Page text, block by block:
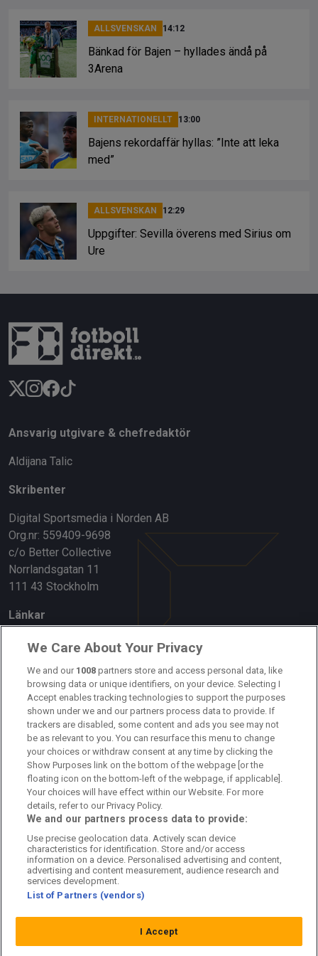
ALLSVENSKAN 14:12
Bänkad för Bajen – hyllades ändå på
3Arena
INTERNATIONELLT 13:00
Bajens rekordaffär hyllas: ”Inte att leka
med”
ALLSVENSKAN 12:29
Uppgifter: Sevilla överens med Sirius om
Ure
Ansvarig utgivare & chefredaktör
Aldijana Talic
Skribenter
Digital Sportsmedia i Norden AB
Org.nr: 559409-9698
c/o Better Collective
Norrlandsgatan 11
111 43 Stockholm
Länkar
Om oss
Kontakta oss
Kundtjänst
Sponsor: Rekatochklart
Annonsera på Fotbolldirekt
Redaktionell policy
Personuppgiftspolicy
Cookiepolicy
Arkiv
We Care About Your Privacy
We and our 1008 partners store and access personal data, like
browsing data or unique identifiers, on your device. Selecting I
Accept enables tracking technologies to support the purposes
shown under we and our partners process data to provide. If
trackers are disabled, some content and ads you see may not
be as relevant to you. You can resurface this menu to change
your choices or withdraw consent at any time by clicking the
Show Purposes link on the bottom of the webpage [or the
floating icon on the bottom-left of the webpage, if applicable].
Your choices will have effect within our Website. For more
details, refer to our Privacy Policy.
We and our partners process data to provide:
Use precise geolocation data. Actively scan device
characteristics for identification. Store and/or access
information on a device. Personalised advertising and content,
advertising and content measurement, audience research and
services development.
List of Partners (vendors)
I Accept